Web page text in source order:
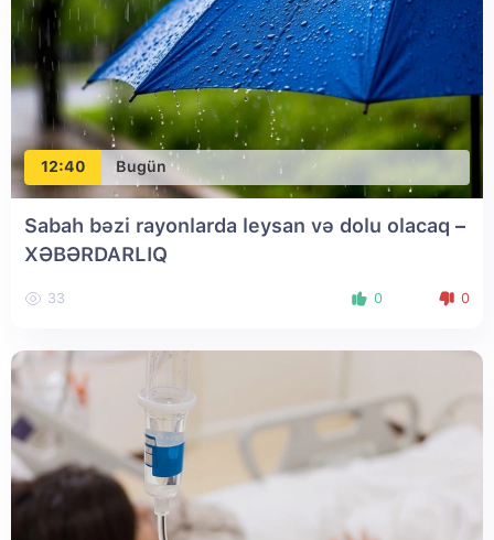
12:40 Bugün
Sabah bəzi rayonlarda leysan və dolu olacaq –
XƏBƏRDARLIQ
33 0 0